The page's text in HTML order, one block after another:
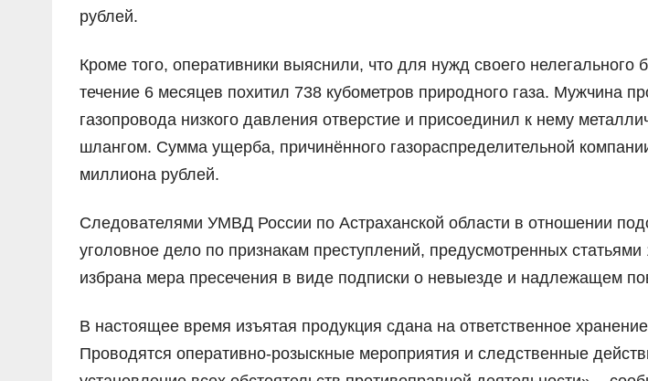
рублей.
Кроме того, оперативники выяснили, что для нужд своего нелегального
течение 6 месяцев похитил 738 кубометров природного газа. Мужчина
газопровода низкого давления отверстие и присоединил к нему
шлангом. Сумма ущерба, причинённого газораспределительной
миллиона рублей.
Следователями УМВД России по Астраханской области в отношении
уголовное дело по признакам преступлений, предусмотренных
избрана мера пресечения в виде подписки о невыезде и надлежащем
В настоящее время изъятая продукция сдана на ответственное
Проводятся оперативно-розыскные мероприятия и следственные